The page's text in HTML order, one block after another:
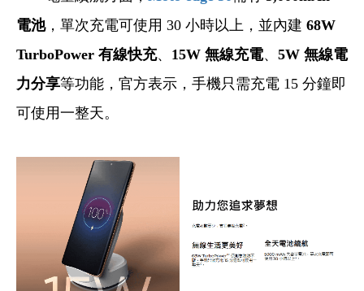
電池，單次充電可使用 30 小時以上，並內建 68W
TurboPower 有線快充、 15W 無線充電、 5W 無線電
力分享等功能，官方表示，手機只需充電 15 分鐘即
可使用一整天。